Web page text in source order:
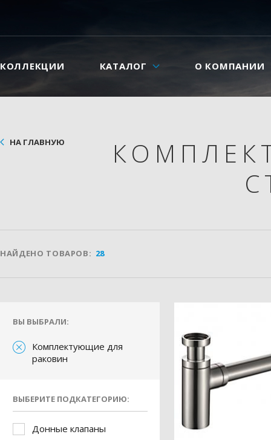
КОЛЛЕКЦИИ КАТАЛОГ О КОМПАНИИ
НА ГЛАВНУЮ
НАЙДЕНО ТОВАРОВ: 28
ВЫ ВЫБРАЛИ:
Комплектующие для
раковин
ВЫБЕРИТЕ ПОДКАТЕГОРИЮ:
Донные клапаны